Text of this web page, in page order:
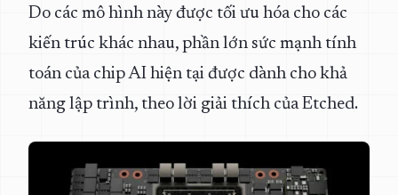
Do các mô hình này được tối ưu hóa cho các
kiến trúc khác nhau, phần lớn sức mạnh tính
toán của chip AI hiện tại được dành cho khả
năng lập trình, theo lời giải thích của Etched.